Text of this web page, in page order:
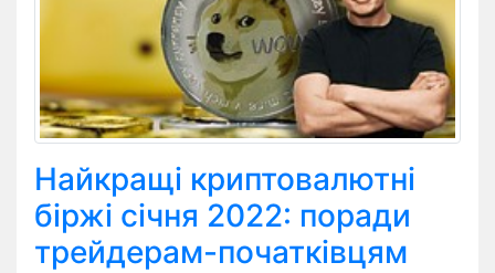
Найкращі криптовалютні
біржі січня 2022: поради
трейдерам-початківцям